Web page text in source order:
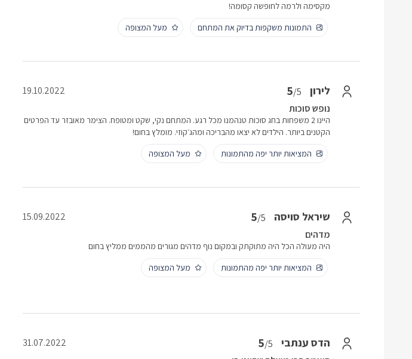
מקסימה ולרמה לחופשה קסומה!
התמונות משקפות בדיוק את המתחם
מעל המצופה
לירון 5/5
19.10.2022
נופש סוכות
היינו 2 משפחות בחג סוכות טנהמנו מכל רגע. המתחם נקי, שקט ומטופח. הצימר מאובזר עד הפרטים
הקטנים ביותר. הילדים לא יצאו מהבריכה ומהג׳קוזי. מומלץ בחום!
המציאות יותר יפה מהתמונות
מעל המצופה
שיראל סויסה 5/5
15.09.2022
מדהים
היה מעולה הכל היה מתוקתק ובמקום נוף מדהים מגורים מהממים ממליץ בחום
המציאות יותר יפה מהתמונות
מעל המצופה
הדס ענתבי 5/5
31.07.2022